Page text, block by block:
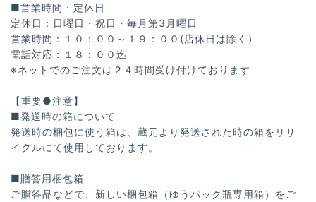
■営業時間・定休日
定休日：日曜日・祝日・毎月第3月曜日
営業時間：１０：００～１９：００(店休日は除く）
電話対応：１８：００迄
※ネットでのご注文は２４時間受け付けております
【重要●注意】
■発送時の箱について
発送時の梱包に使う箱は、蔵元より発送された時の箱をリサ
イクルにて使用しております。
■贈答用梱包箱
ご贈答品などで、新しい梱包箱（ゆうパック瓶専用箱）をご